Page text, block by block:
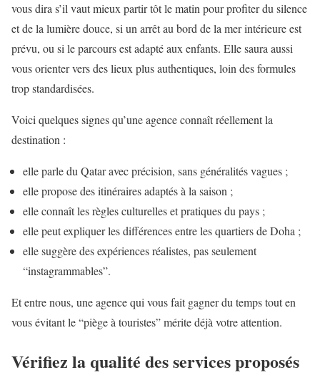
vous dira s’il vaut mieux partir tôt le matin pour profiter du silence
et de la lumière douce, si un arrêt au bord de la mer intérieure est
prévu, ou si le parcours est adapté aux enfants. Elle saura aussi
vous orienter vers des lieux plus authentiques, loin des formules
trop standardisées.
Voici quelques signes qu’une agence connaît réellement la
destination :
elle parle du Qatar avec précision, sans généralités vagues ;
elle propose des itinéraires adaptés à la saison ;
elle connaît les règles culturelles et pratiques du pays ;
elle peut expliquer les différences entre les quartiers de Doha ;
elle suggère des expériences réalistes, pas seulement
“instagrammables”.
Et entre nous, une agence qui vous fait gagner du temps tout en
vous évitant le “piège à touristes” mérite déjà votre attention.
Vérifiez la qualité des services proposés